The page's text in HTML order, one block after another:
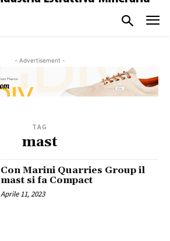
- Advertisement -
TAG
mast
Con Marini Quarries Group il
mast si fa Compact
Aprile 11, 2023